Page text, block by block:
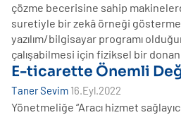
çözme becerisine sahip
suretiyle bir zekâ örneği
yazılım/bilgisayar programı
çalışabilmesi için fiziksel bir
E-ticarette Önemli
Taner Sevim 16.Eyl.2022
Yönetmeliğe “Aracı hizmet